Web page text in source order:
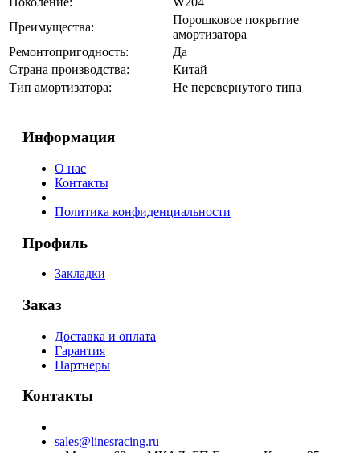
Преимущества:
Порошковое покрытие
амортизатора
Ремонтопригодность:
Да
Страна производства:
Китай
Тип амортизатора:
Не перевернутого типа
Информация
О нас
Контакты
Политика конфиденциальности
Профиль
Закладки
Заказ
Доставка и оплата
Гарантия
Партнеры
Контакты
sales@linesracing.ru